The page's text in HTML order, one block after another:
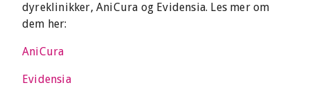
dyreklinikker, AniCura og Evidensia. Les mer om
dem her:
AniCura
Evidensia